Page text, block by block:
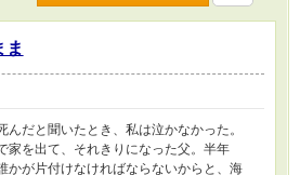
んだと聞いたとき、私は泣かなかった。
家を出て、それきりになった父。半年
かが片付けなければならないからと、海